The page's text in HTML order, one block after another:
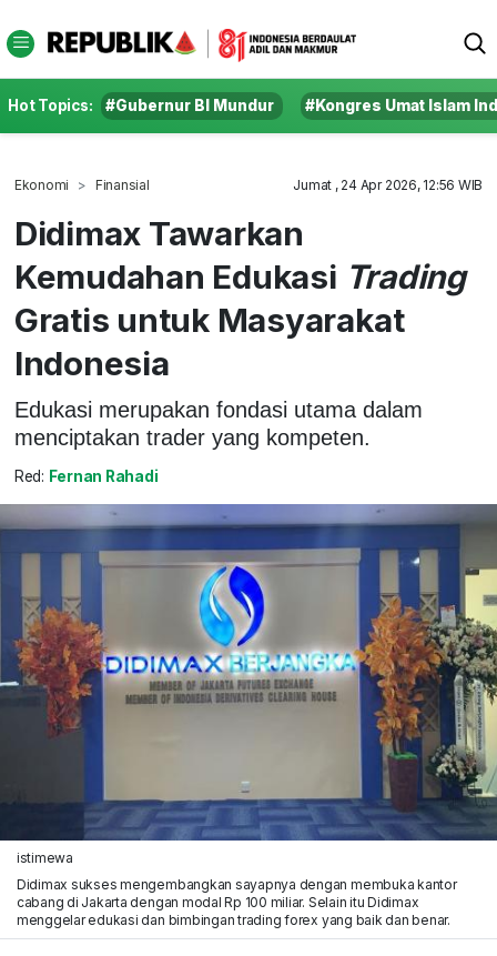
Hot Topics: #Gubernur BI Mundur #Kongres Umat Islam
Ekonomi Finansial Jumat , 24 Apr 2026, 12:56 WIB
Didimax Tawarkan
Kemudahan Edukasi Trading
Gratis untuk Masyarakat
Indonesia
Edukasi merupakan fondasi utama dalam
menciptakan trader yang kompeten.
Red: Fernan Rahadi
istimewa
Didimax sukses mengembangkan sayapnya dengan membuka kantor
cabang di Jakarta dengan modal Rp 100 miliar. Selain itu Didimax
menggelar edukasi dan bimbingan trading forex yang baik dan benar.